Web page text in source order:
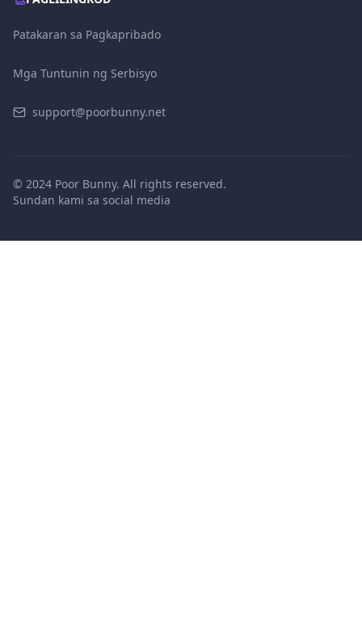
Patakaran sa Pagkapribado
Mga Tuntunin ng Serbisyo
support@poorbunny.net
© 2024 Poor Bunny. All rights reserved.
Sundan kami sa social media